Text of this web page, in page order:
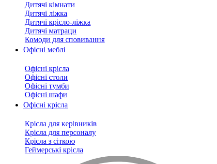
Дитячі кімнати
Дитячі ліжка
Дитячі крісло-ліжка
Дитячі матраци
Комоди для сповивання
Офісні меблі
Офісні крісла
Офісні столи
Офісні тумби
Офісні шафи
Офісні крісла
Крісла для керівників
Крісла для персоналу
Крісла з сіткою
Геймерські крісла